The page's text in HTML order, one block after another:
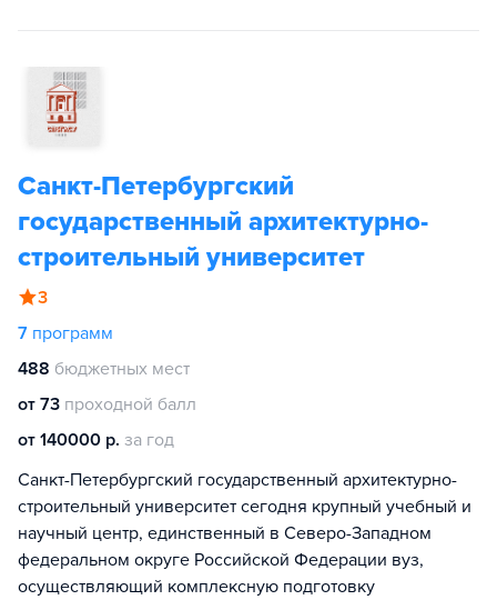
Санкт-Петербургский
государственный архитектурно-
строительный университет
3
7 программ
488 бюджетных мест
от 73 проходной балл
от 140000 р. за год
Санкт-Петербургский государственный архитектурно-
строительный университет сегодня крупный учебный и
научный центр, единственный в Северо-Западном
федеральном округе Российской Федерации вуз,
осуществляющий комплексную подготовку